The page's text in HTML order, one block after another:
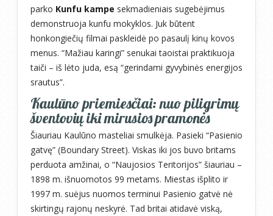
parko Kunfu kampe sekmadieniais sugebėjimus
demonstruoja kunfu mokyklos. Juk būtent
honkongiečių filmai paskleidė po pasaulį kinų kovos
menus. “Mažiau karingi” senukai taoistai praktikuoja
taiči – iš lėto juda, esą “gerindami gyvybinės energijos
srautus”.
Kaulūno priemiesčiai: nuo piligrimų
šventovių iki mirusios pramonės
Šiauriau Kaulūno masteliai smulkėja. Pasieki “Pasienio
gatvę” (Boundary Street). Viskas iki jos buvo britams
perduota amžinai, o “Naujosios Teritorijos” šiauriau –
1898 m. išnuomotos 99 metams. Miestas išplito ir
1997 m. suėjus nuomos terminui Pasienio gatvė nė
skirtingų rajonų neskyrė. Tad britai atidavė viską,